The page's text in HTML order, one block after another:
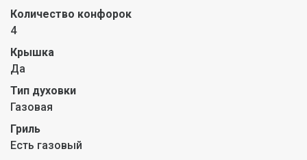
Количество конфорок
4
Крышка
Да
Тип духовки
Газовая
Гриль
Есть газовый